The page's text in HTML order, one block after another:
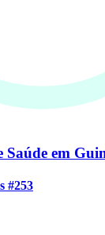
Saúde em
#253